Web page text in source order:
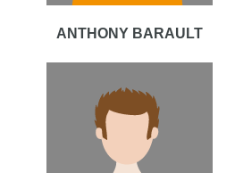
ANTHONY BARAULT